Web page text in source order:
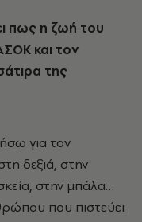
πως η ζωή του
και τον
της
για τον
δεξιά, στην
στην μπάλα…
που πιστεύει